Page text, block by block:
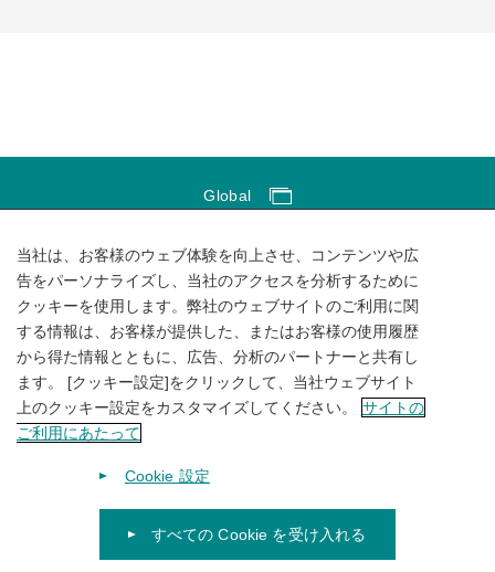
Global
サイトのご利用にあたって
ソーシャルメディアポリシー
個人情報保護方針
サイトマップ
© 1996-2026KUBOTA Corporation.
当社は、お客様のウェブ体験を向上させ、コンテンツや広
告をパーソナライズし、当社のアクセスを分析するために
クッキーを使用します。弊社のウェブサイトのご利用に関
する情報は、お客様が提供した、またはお客様の使用履歴
から得た情報とともに、広告、分析のパートナーと共有し
ます。 [クッキー設定]をクリックして、当社ウェブサイト
上のクッキー設定をカスタマイズしてください。
サイトの
ご利用にあたって
Cookie 設定
すべての Cookie を受け入れる